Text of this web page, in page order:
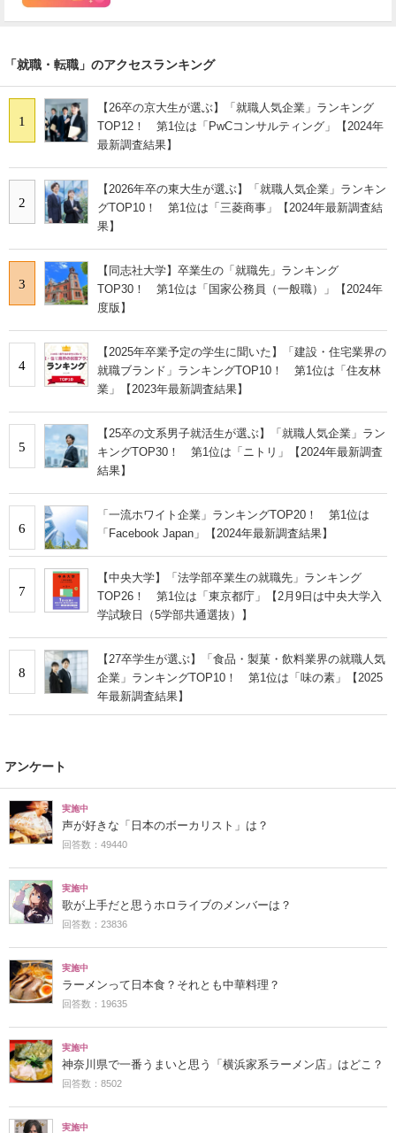
「就職・転職」のアクセスランキング
1
【26卒の京大生が選ぶ】「就職人気企業」ランキング
TOP12！ 第1位は「PwCコンサルティング」【2024年
最新調査結果】
2
【2026年卒の東大生が選ぶ】「就職人気企業」ランキン
グTOP10！ 第1位は「三菱商事」【2024年最新調査結
果】
3
【同志社大学】卒業生の「就職先」ランキング
TOP30！ 第1位は「国家公務員（一般職）」【2024年
度版】
4
【2025年卒業予定の学生に聞いた】「建設・住宅業界の
就職ブランド」ランキングTOP10！ 第1位は「住友林
業」【2023年最新調査結果】
5
【25卒の文系男子就活生が選ぶ】「就職人気企業」ラン
キングTOP30！ 第1位は「ニトリ」【2024年最新調査
結果】
6
「一流ホワイト企業」ランキングTOP20！ 第1位は
「Facebook Japan」【2024年最新調査結果】
7
【中央大学】「法学部卒業生の就職先」ランキング
TOP26！ 第1位は「東京都庁」【2月9日は中央大学入
学試験日（5学部共通選抜）】
8
【27卒学生が選ぶ】「食品・製菓・飲料業界の就職人気
企業」ランキングTOP10！ 第1位は「味の素」【2025
年最新調査結果】
アンケート
実施中
声が好きな「日本のボーカリスト」は？
回答数：49440
実施中
歌が上手だと思うホロライブのメンバーは？
回答数：23836
実施中
ラーメンって日本食？それとも中華料理？
回答数：19635
実施中
神奈川県で一番うまいと思う「横浜家系ラーメン店」はどこ？
回答数：8502
実施中